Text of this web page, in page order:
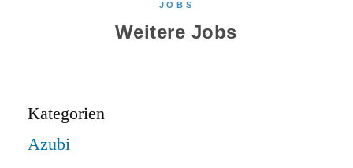
JOBS
Weitere Jobs
Kategorien
Azubi